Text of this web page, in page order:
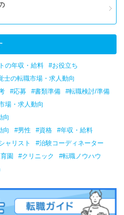
の年収・給料
#お役立ち
士の転職市場・求人動向
#応募 #書類準備
#転職検討/準備
場・求人動向
向
向
#男性 #資格
#年収・給料
ャリスト
#治験コーディネーター
園 #クリニック
#転職ノウハウ